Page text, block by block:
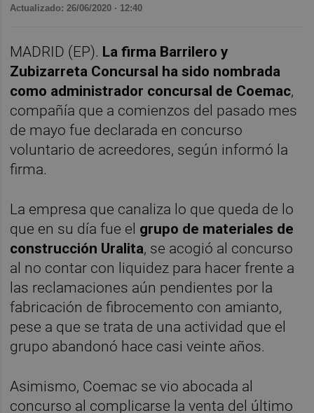
Actualizado: 26/06/2020 · 12:40
MADRID (EP). La firma Barrilero y
Zubizarreta Concursal ha sido nombrada
como administrador concursal de Coemac,
compañía que a comienzos del pasado mes
de mayo fue declarada en concurso
voluntario de acreedores, según informó la
firma.
La empresa que canaliza lo que queda de lo
que en su día fue el grupo de materiales de
construcción Uralita, se acogió al concurso
al no contar con liquidez para hacer frente a
las reclamaciones aún pendientes por la
fabricación de fibrocemento con amianto,
pese a que se trata de una actividad que el
grupo abandonó hace casi veinte años.
Asimismo, Coemac se vio abocada al
concurso al complicarse la venta del último